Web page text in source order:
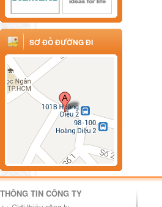
SƠ ĐỒ ĐƯỜNG ĐI
THÔNG TIN CÔNG TY